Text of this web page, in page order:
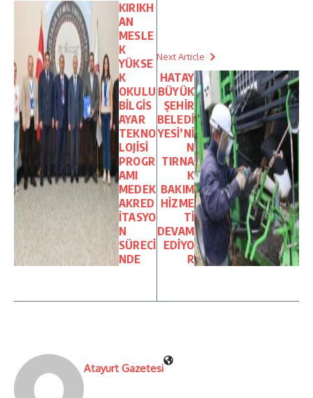
KIRIKH
AN
MESLE
K
YÜKSE
K
OKULU
BİLGİS
AYAR
TEKNO
LOJİSİ
PROGR
AMI
MEDEK
AKRED
İTASYO
N
SÜRECİ
NDE
Next Article
HATAY
BÜYÜK
ŞEHİR
BELEDİ
YESİ’Nİ
N
TIRNA
K
BAKIM
HİZME
Tİ
DEVAM
EDİYO
R
Atayurt Gazetesi